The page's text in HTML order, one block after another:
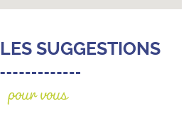
LES SUGGESTIONS
pour vous